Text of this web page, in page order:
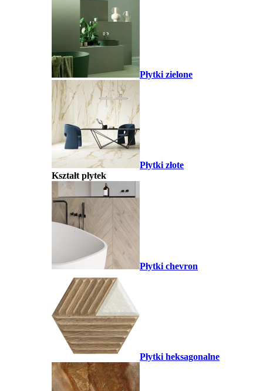
Płytki zielone
Płytki złote
Kształt płytek
Płytki chevron
Płytki heksagonalne